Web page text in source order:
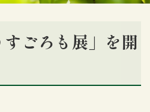
ごろも展」を開